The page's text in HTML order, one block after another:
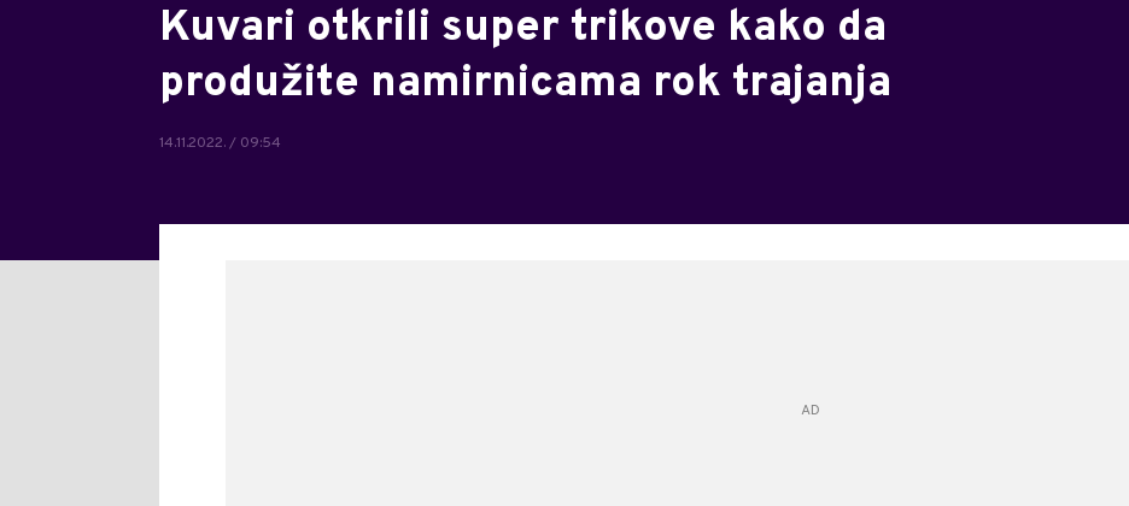
Kuvari otkrili super trikove kako da
produžite namirnicama rok trajanja
14.11.2022. / 09:54